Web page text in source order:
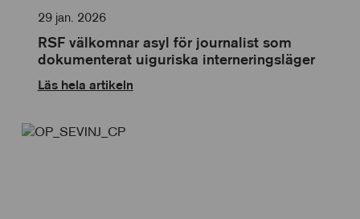
29 jan. 2026
RSF välkomnar asyl för journalist som
dokumenterat uiguriska interneringsläger
Läs hela artikeln